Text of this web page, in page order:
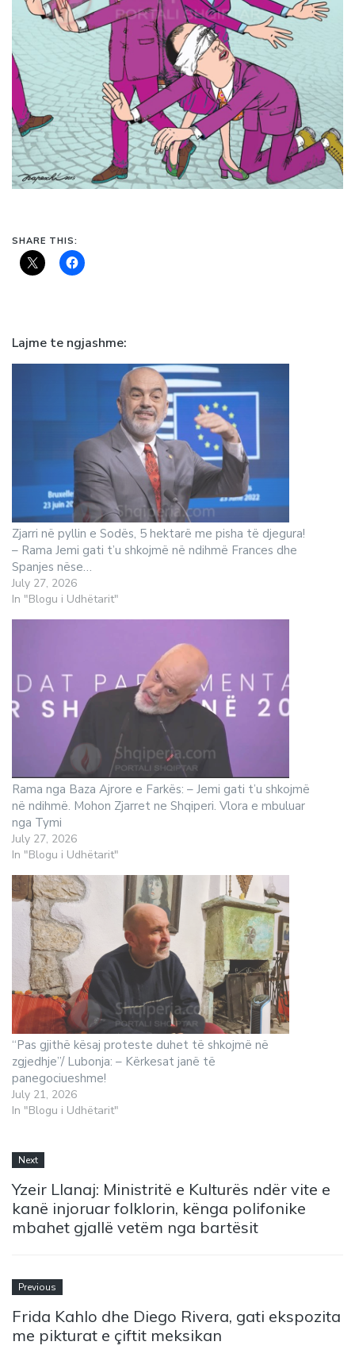
SHARE THIS:
Lajme te ngjashme
Zjarri në pyllin e Sodës, 5 hektarë me pisha të djegura!
– Rama Jemi gati t’u shkojmë në ndihmë Frances dhe
Spanjes nëse…
July 27, 2026
In "Blogu i Udhëtarit"
Rama nga Baza Ajrore e Farkës: – Jemi gati t’u shkojmë
në ndihmë. Mohon Zjarret ne Shqiperi. Vlora e mbuluar
nga Tymi
July 27, 2026
In "Blogu i Udhëtarit"
“Pas gjithë kësaj proteste duhet të shkojmë në
zgjedhje”/ Lubonja: – Kërkesat janë të
panegociueshme!
July 21, 2026
In "Blogu i Udhëtarit"
Next
Yzeir Llanaj: Ministritë e Kulturës ndër vite e
kanë injoruar folklorin, kënga polifonike
mbahet gjallë vetëm nga bartësit
Previous
Frida Kahlo dhe Diego Rivera, gati ekspozita
me pikturat e çiftit meksikan